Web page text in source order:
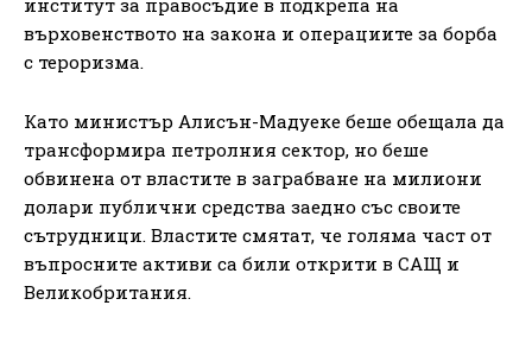
върховенството на закона и операциите за борба
с тероризма.
Като министър Алисън-Мадуеке беше обещала да
трансформира петролния сектор, но беше
обвинена от властите в заграбване на милиони
долари публични средства заедно със своите
сътрудници. Властите смятат, че голяма част от
въпросните активи са били открити в САЩ и
Великобритания.